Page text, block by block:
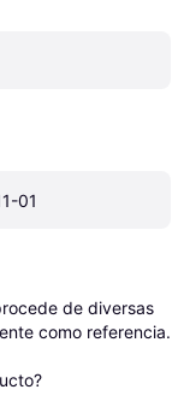
01
de diversas
como referencia.